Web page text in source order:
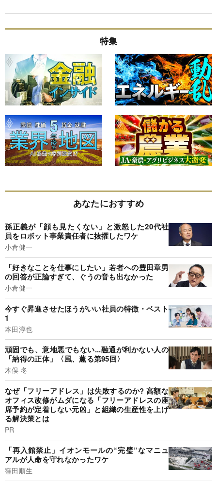
特集
あなたにおすすめ
孫正義が「顔も見たくない」と激怒した20代社
員をロボット事業責任者に抜擢したワケ
小倉健一
「好きなことを仕事にしたい」若者への豊田章男
の回答が正論すぎて、ぐうの音も出なかった
小倉健一
今すぐ昇進させたほうがいい社員の特徴・ベスト
1
本田淳也
頑固でも、意地悪でもない...融通が利かない人の
「納得の正体」〈風、薫る第95回〉
木俣 冬
なぜ「フリーアドレス」は失敗するのか? 高額な
オフィス改修がムダになる「フリーアドレスの座
席予約が定着しない元凶」と組織の生産性を上げ
る解決策とは
PR
「再入館禁止」イオンモールの“完璧”なマニュ
アルが人命を守れなかったワケ
窪田順生